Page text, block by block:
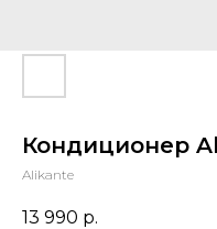
Кондиционер
Alikante
13 990 р.